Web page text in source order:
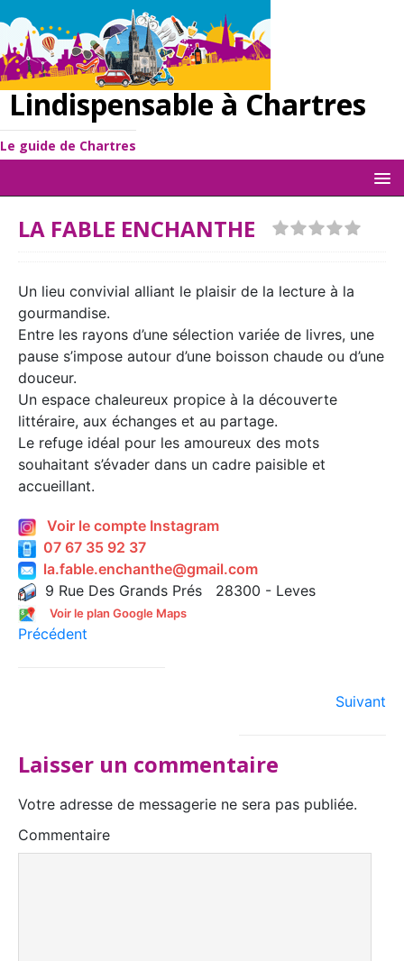
Lindispensable à Chartres
Le guide de Chartres
LA FABLE ENCHANTHE
Un lieu convivial alliant le plaisir de la lecture à la
gourmandise.
Entre les rayons d’une sélection variée de livres, une
pause s’impose autour d’une boisson chaude ou d’une
douceur.
Un espace chaleureux propice à la découverte
littéraire, aux échanges et au partage.
Le refuge idéal pour les amoureux des mots
souhaitant s’évader dans un cadre paisible et
accueillant.
Voir le compte Instagram
07 67 35 92 37
la.fable.enchanthe@gmail.com
9 Rue Des Grands Prés 28300 - Leves
Voir le plan Google Maps
Précédent
Suivant
Laisser un commentaire
Votre adresse de messagerie ne sera pas publiée.
Commentaire